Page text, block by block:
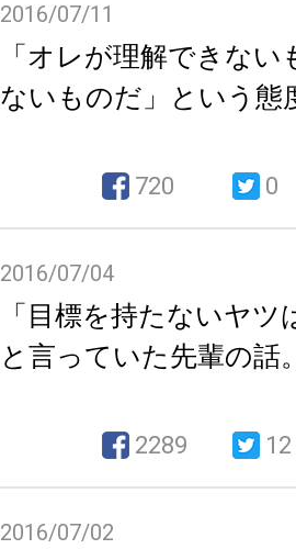
2016/07/11
「オレが理解できな
ないものだ」という態
720 0
2016/07/04
「目標を持たないヤ
と言っていた先輩の話
2289 12
2016/07/02